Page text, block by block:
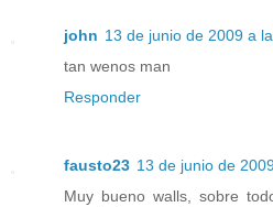
john 13 de junio de 2009 a
tan wenos man
Responder
fausto23 13 de junio de
Muy bueno walls, sobre